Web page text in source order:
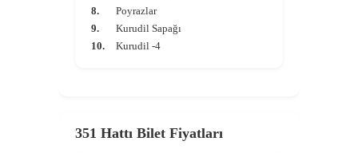
8.
Poyrazlar
9.
Kurudil Sapağı
10.
Kurudil -4
351 Hattı Bilet Fiyatları